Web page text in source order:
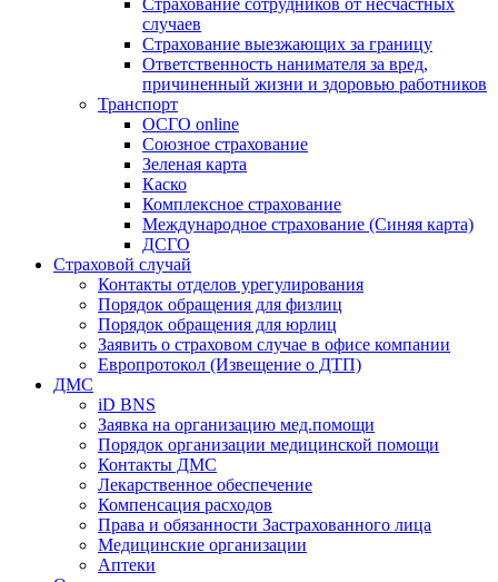
Страхование сотрудников от несчастных
случаев
Страхование выезжающих за границу
Ответственность нанимателя за вред,
причиненный жизни и здоровью работников
Транспорт
ОСГО online
Союзное страхование
Зеленая карта
Каско
Комплексное страхование
Международное страхование (Синяя карта)
ДСГО
Страховой случай
Контакты отделов урегулирования
Порядок обращения для физлиц
Порядок обращения для юрлиц
Заявить о страховом случае в офисе компании
Европротокол (Извещение о ДТП)
ДМС
iD BNS
Заявка на организацию мед.помощи
Порядок организации медицинской помощи
Контакты ДМС
Лекарственное обеспечение
Компенсация расходов
Права и обязанности Застрахованного лица
Медицинские организации
Аптеки